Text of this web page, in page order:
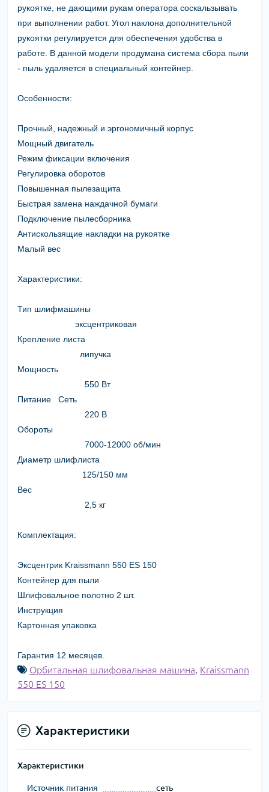
рукоятке, не дающими рукам оператора соскальзывать
при выполнении работ. Угол наклона дополнительной
рукоятки регулируется для обеспечения удобства в
работе. В данной модели продумана система сбора пыли
- пыль удаляется в специальный контейнер.
Особенности:
Прочный, надежный и эргономичный корпус
Мощный двигатель
Режим фиксации включения
Регулировка оборотов
Повышенная пылезащита
Быстрая замена наждачной бумаги
Подключение пылесборника
Антискользящие накладки на рукоятке
Малый вес
Характеристики:
Тип шлифмашины
эксцентриковая
Крепление листа
липучка
Мощность
550 Вт
Питание
Сеть
220 В
Обороты
7000-12000 об/мин
Диаметр шлифлиста
125/150 мм
Вес
2,5 кг
Комплектация:
Эксцентрик Kraissmann 550 ES 150
Контейнер для пыли
Шлифовальное полотно 2 шт.
Инструкция
Картонная упаковка
Гарантия 12 месяцев.
Орбитальная шлифовальная машина, Kraissmann
550 ES 150
Характеристики
Характеристики
Источник питания сеть